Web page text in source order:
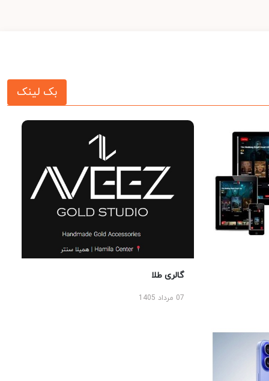
بک لینک
گالری طلا
07 مرداد 1405